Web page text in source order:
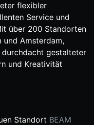
flexibler
Service und
über 200 Standorten
und Amsterdam,
gestalteter
und Kreativität
Standort BEAM